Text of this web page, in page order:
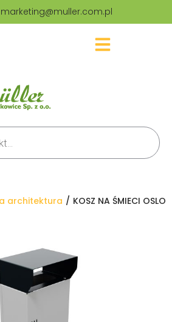
marketing@muller.com.pl
architektura KOSZ NA ŚMIECI OSLO